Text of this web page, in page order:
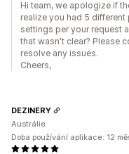
Hi team, we apologize if
realize you had 5
settings per your request
that wasn't clear? Please
resolve any issues.
Cheers,
DEZINERY
Austrálie
Doba používání aplikace: 12